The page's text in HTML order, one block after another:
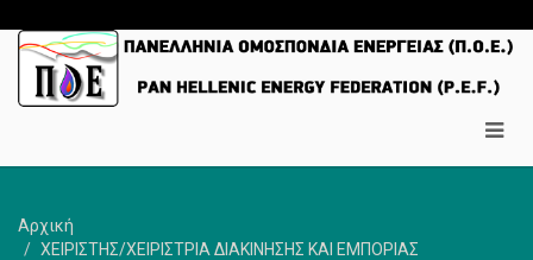
Αρχική
ΧΕΙΡΙΣΤΗΣ/ΧΕΙΡΙΣΤΡΙΑ ΔΙΑΚΙΝΗΣΗΣ ΚΑΙ ΕΜΠΟΡΙΑΣ